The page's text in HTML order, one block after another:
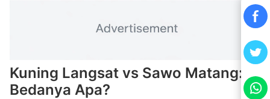
Kuning Langsat vs Sawo Matang:
Bedanya Apa?